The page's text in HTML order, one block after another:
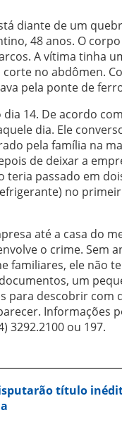
diante de um
48 anos. O
A vítima tinha
no abdômen.
pela ponte de
14. De acordo
dia. Ele
pela família na
de deixar a
passado em
no
até a casa do
o crime. Sem
familiares, ele não
um
para descobrir com
Informações
3292.2100 ou 197.
título